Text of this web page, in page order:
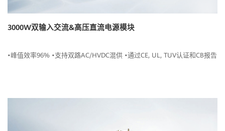
3000W双输入交流&高压直流电源模块
•峰值效率96% •支持双路AC/HVDC混供 •通过CE, UL, TUV认证和CB报告